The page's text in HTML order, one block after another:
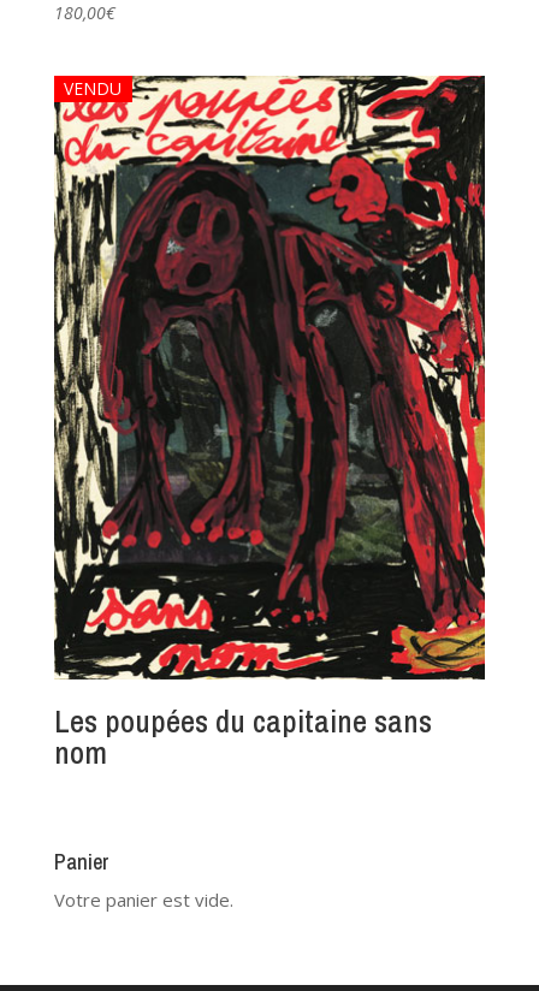
180,00€
VENDU
Les poupées du capitaine sans
nom
Panier
Votre panier est vide.